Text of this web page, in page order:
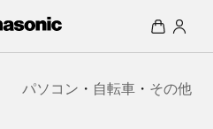
パソコン ・ 自転車 ・ その他